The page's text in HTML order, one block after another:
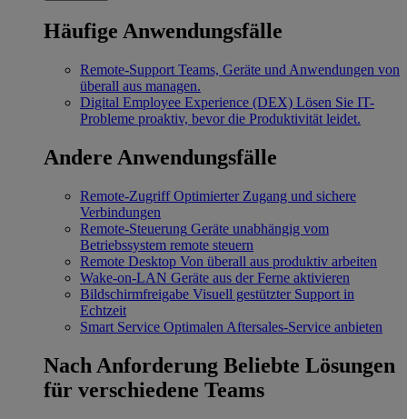
Häufige Anwendungsfälle
Remote-Support Teams, Geräte und Anwendungen von
überall aus managen.
Digital Employee Experience (DEX) Lösen Sie IT-
Probleme proaktiv, bevor die Produktivität leidet.
Andere Anwendungsfälle
Remote-Zugriff Optimierter Zugang und sichere
Verbindungen
Remote-Steuerung Geräte unabhängig vom
Betriebssystem remote steuern
Remote Desktop Von überall aus produktiv arbeiten
Wake-on-LAN Geräte aus der Ferne aktivieren
Bildschirmfreigabe Visuell gestützter Support in
Echtzeit
Smart Service Optimalen Aftersales-Service anbieten
Nach Anforderung Beliebte Lösungen
für verschiedene Teams